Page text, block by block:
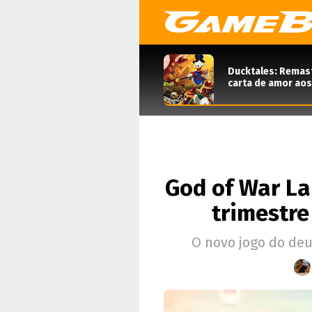
Ducktales:
carta de amor
God of War
trimestre
O novo jogo do